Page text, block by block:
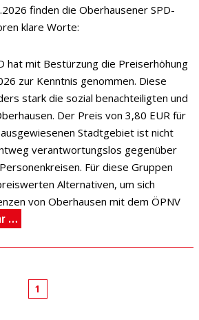
finden die Oberhausener SPD-
klare Worte:
hat mit Bestürzung die Preiserhöhung
zur Kenntnis genommen. Diese
stark die sozial benachteiligten und
Der Preis von 3,80 EUR für
Stadtgebiet ist nicht
verantwortungslos gegenüber
Für diese Gruppen
Alternativen, um sich
von Oberhausen mit dem ÖPNV
…
1